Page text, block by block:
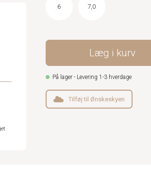
6 7,0
Læg i kurv
På lager - Levering 1-3 hverdage
Tilføj til Ønskeskyen